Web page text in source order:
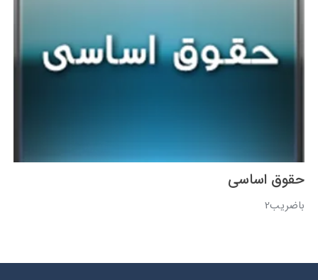
حقوق اساسی
باضریب2